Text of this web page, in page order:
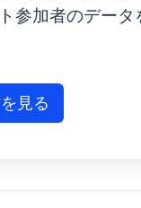
参加者のデー
見る